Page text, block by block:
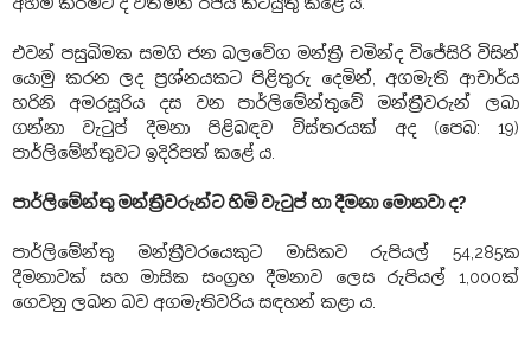
එවන් පසුබිමක සමගි ජන බලවේග මන්ත්‍රී චමින්ද විජේසිරි විසින්
යොමු කරන ලද ප්‍රශ්නයකට පිළිතුරු දෙමින්, අගමැති ආචාර්ය
හරිනි අමරසූරිය දස වන පාර්ලිමේන්තුවේ මන්ත්‍රීවරුන් ලබා
ගන්නා වැටුප් දීමනා පිළිබඳව විස්තරයක් අද (පෙබ: 19)
පාර්ලිමේන්තුවට ඉදිරිපත් කළේ ය.
පාර්ලිමේන්තු මන්ත්‍රීවරුන්ට හිමි වැටුප් හා දීමනා මොනවා ද?
පාර්ලිමේන්තු මන්ත්‍රීවරයෙකුට මාසිකව රුපියල් 54‍,285ක
දීමනාවක් සහ මාසික සංග්‍රහ දීමනාව ලෙස රුපියල් 1,000ක්
ගෙවනු ලබන බව අගමැතිවරිය සඳහන් කළා ය.